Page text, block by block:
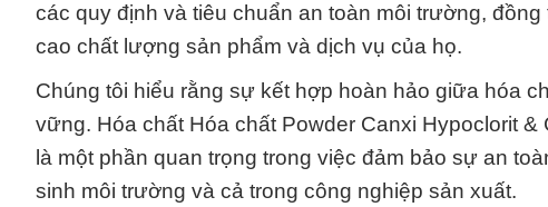
các quy định và tiêu chuẩn an toàn môi trường,
cao chất lượng sản phẩm và dịch vụ của họ.
Chúng tôi hiểu rằng sự kết hợp hoàn hảo giữa hóa
vững. Hóa chất Hóa chất Powder Canxi Hypoclorit
là một phần quan trọng trong việc đảm bảo sự an
sinh môi trường và cả trong công nghiệp sản xuất.